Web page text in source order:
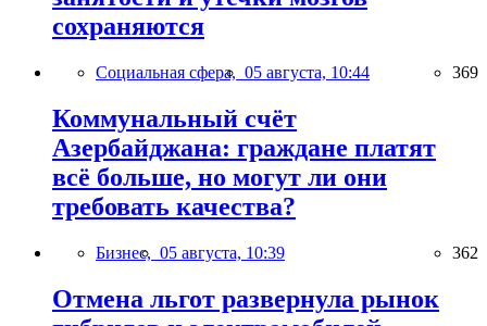
сохраняются
Социальная сфера, 05 августа, 10:44 369
Коммунальный счёт
Азербайджана: граждане платят
всё больше, но могут ли они
требовать качества?
Бизнес, 05 августа, 10:39 362
Отмена льгот развернула рынок